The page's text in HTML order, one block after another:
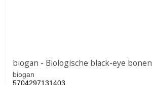
biogan - Biologische black-eye bonen
biogan
5704297131403